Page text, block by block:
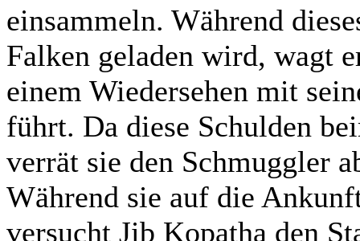
einsammeln. Während
Falken geladen wird, wagt
einem Wiedersehen mit
führt. Da diese Schulden
verrät sie den Schmuggler
Während sie auf die
versucht Jib Kopatha den